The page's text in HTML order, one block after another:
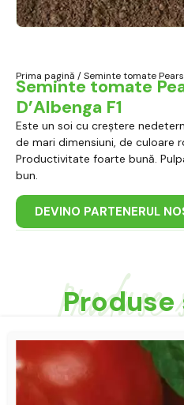
Prima pagină / Seminte tomate
Seminte tomate
D’Albenga F1
Este un soi cu creștere
de mari dimensiuni, de culoare
Productivitate foarte bună.
bun.
DEVINO PARTENERUL